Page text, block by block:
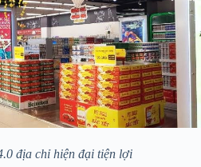
địa chỉ hiện đại tiện lợi